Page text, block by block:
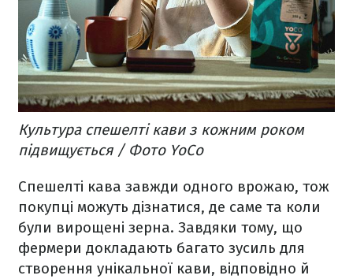
Культура спешелті кави з кожним роком
підвищується / Фото YoCo
Спешелті кава завжди одного врожаю, тож
покупці можуть дізнатися, де саме та коли
були вирощені зерна. Завдяки тому, що
фермери докладають багато зусиль для
створення унікальної кави, відповідно й